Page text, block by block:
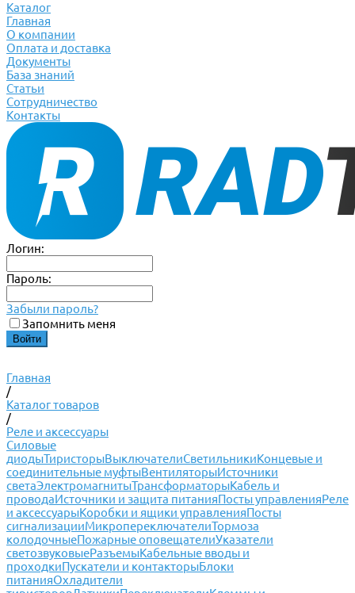
Каталог
Главная
О компании
Оплата и доставка
Документы
База знаний
Статьи
Сотрудничество
Контакты
Логин:
Пароль:
Забыли пароль?
Запомнить меня
Главная
/
Каталог товаров
/
Реле и аксессуары
Силовые
диодыТиристорыВыключателиСветильникиКонцевые и
соединительные муфтыВентиляторыИсточники
светаЭлектромагнитыТрансформаторыКабель и
проводаИсточники и защита питанияПосты управленияРеле
и аксессуарыКоробки и ящики управленияПосты
сигнализацииМикропереключателиТормоза
колодочныеПожарные оповещателиУказатели
светозвуковыеРазъемыКабельные вводы и
проходкиПускатели и контакторыБлоки
питанияОхладители